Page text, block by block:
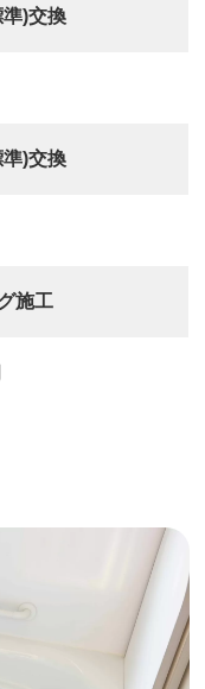
準)交換
準)交換
施工